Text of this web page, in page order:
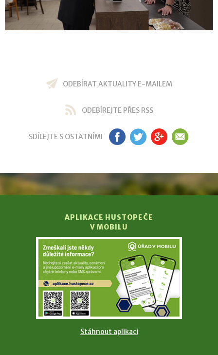
ODEBÍRAT AKTUALITY E-MAILEM
ODEBÍREJTE PŘES RSS
SDÍLEJTE S OSTATNÍMI FB TW GP EM
APLIKACE HUSTOPEČE
V MOBILU
Stáhnout aplikaci